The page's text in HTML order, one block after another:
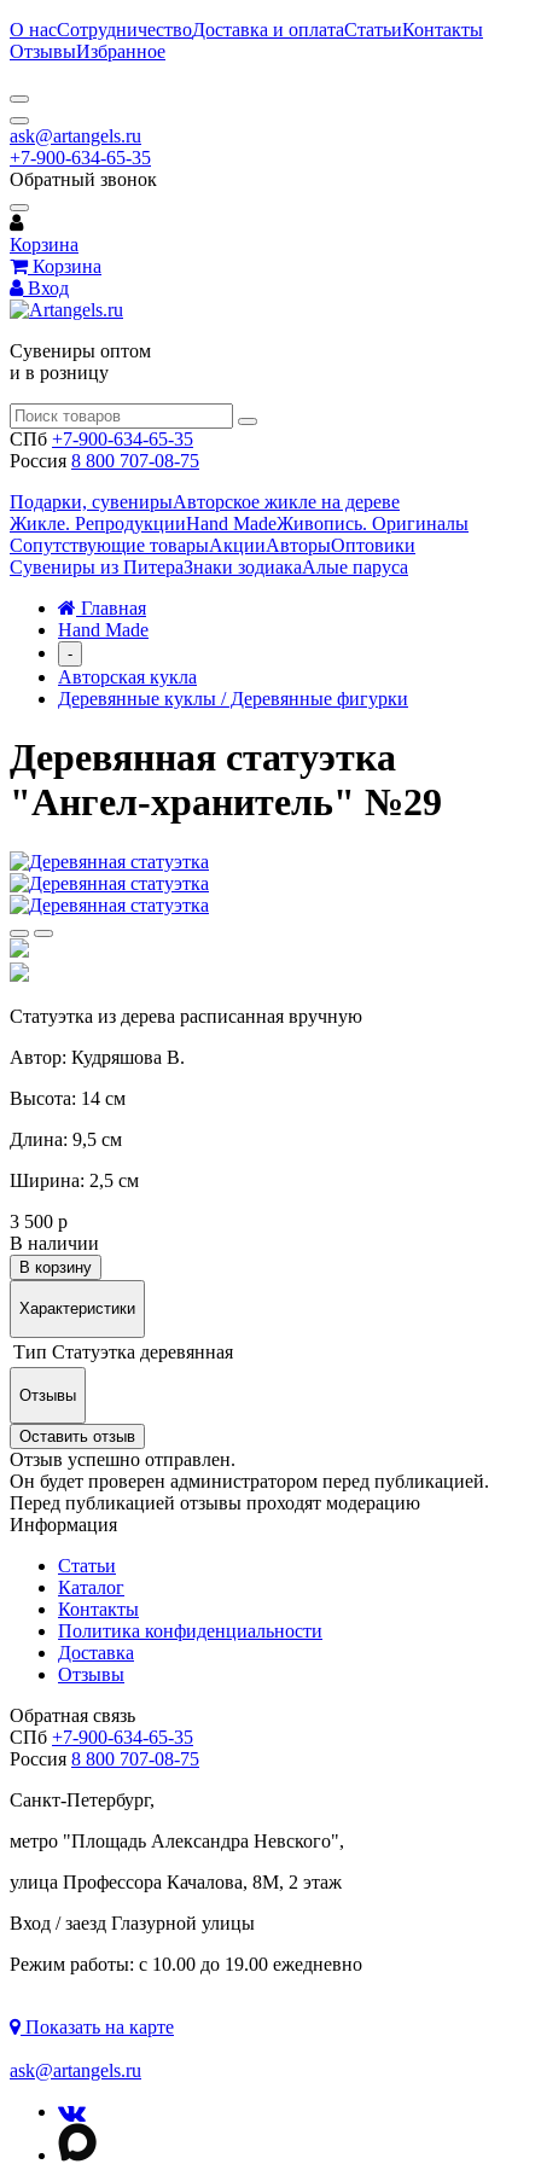
О насСотрудничествоДоставка и оплатаСтатьиКонтакты
ОтзывыИзбранное
ask@artangels.ru
+7-900-634-65-35
Обратный звонок
Корзина
Корзина
Вход
Сувениры оптом
и в розницу
СПб +7-900-634-65-35
Россия 8 800 707-08-75
Подарки, сувенирыАвторское жикле на дереве
Жикле. РепродукцииHand MadeЖивопись. Оригиналы
Сопутствующие товарыАкцииАвторыОптовики
Сувениры из ПитераЗнаки зодиакаАлые паруса
Главная
Hand Made
-
Авторская кукла
Деревянные куклы / Деревянные фигурки
Деревянная статуэтка
"Ангел-хранитель" №29
Статуэтка из дерева расписанная вручную
Автор: Кудряшова В.
Высота: 14 см
Длина: 9,5 см
Ширина: 2,5 см
3 500 р
В наличии
В корзину
Характеристики
Тип Статуэтка деревянная
Отзывы
Оставить отзыв
Отзыв успешно отправлен.
Он будет проверен администратором перед публикацией.
Перед публикацией отзывы проходят модерацию
Информация
Статьи
Каталог
Контакты
Политика конфиденциальности
Доставка
Отзывы
Обратная связь
СПб +7-900-634-65-35
Россия 8 800 707-08-75
Санкт-Петербург,
метро "Площадь Александра Невского",
улица Профессора Качалова, 8М, 2 этаж
Вход / заезд Глазурной улицы
Режим работы: с 10.00 до 19.00 ежедневно
Показать на карте
ask@artangels.ru